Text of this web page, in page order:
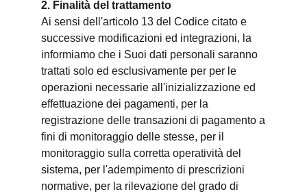
2. Finalità del trattamento
Ai sensi dell'articolo 13 del Codice citato e
successive modificazioni ed integrazioni, la
informiamo che i Suoi dati personali saranno
trattati solo ed esclusivamente per per le
operazioni necessarie all'inizializzazione ed
effettuazione dei pagamenti, per la
registrazione delle transazioni di pagamento a
fini di monitoraggio delle stesse, per il
monitoraggio sulla corretta operatività del
sistema, per l'adempimento di prescrizioni
normative, per la rilevazione del grado di